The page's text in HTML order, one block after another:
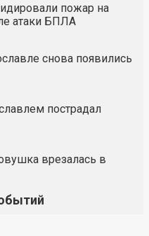
пожар на
атаки БПЛА
снова появились
пострадал
врезалась в